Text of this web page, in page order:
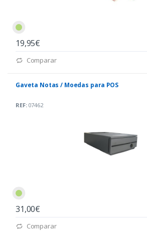
19,95€
Comparar
Gaveta Notas / Moedas para POS
REF:07462
31,00€
Comparar